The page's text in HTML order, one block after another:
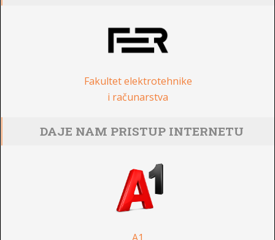
Fakultet elektrotehnike
i računarstva
DAJE NAM PRISTUP INTERNETU
A1